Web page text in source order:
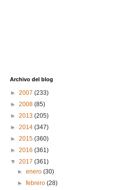
Archivo del blog
► 2007 (233)
► 2008 (85)
► 2013 (205)
► 2014 (347)
► 2015 (360)
► 2016 (361)
▼ 2017 (361)
►enero(30)
►febrero(28)